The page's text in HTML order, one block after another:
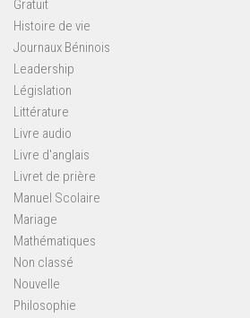
Gratuit
Histoire de vie
Journaux Béninois
Leadership
Législation
Littérature
Livre audio
Livre d'anglais
Livret de prière
Manuel Scolaire
Mariage
Mathématiques
Non classé
Nouvelle
Philosophie